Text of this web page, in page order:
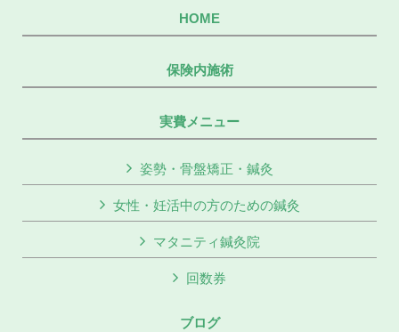
HOME
保険内施術
実費メニュー
姿勢・骨盤矯正・鍼灸
女性・妊活中の方のための鍼灸
マタニティ鍼灸院
回数券
ブログ